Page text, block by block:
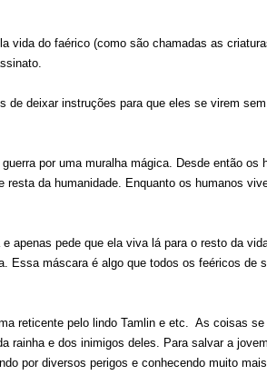
vida do faérico (como são chamadas as
deixar instruções para que eles se virem
por uma muralha mágica. Desde então os
da humanidade. Enquanto os humanos
apenas pede que ela viva lá para o resto da
Essa máscara é algo que todos os feéricos de
reticente pelo lindo Tamlin e etc. As coisas
rainha e dos inimigos deles. Para salvar a
por diversos perigos e conhecendo muito